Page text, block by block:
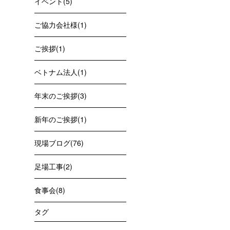
ご協力会社様(1)
ご挨拶(1)
ベトナム法人(1)
年末のご挨拶(3)
新年のご挨拶(1)
現場ブログ(76)
足場工事(2)
食事会(8)
タグ